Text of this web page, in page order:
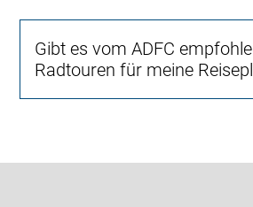
Gibt es vom ADFC
Radtouren für meine